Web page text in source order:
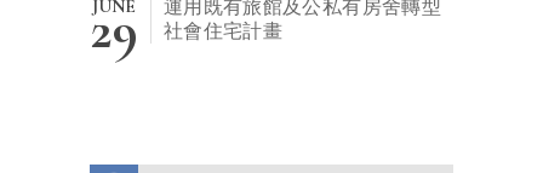
JUNE
29
運用既有旅館及公私有房舍轉型
社會住宅計畫